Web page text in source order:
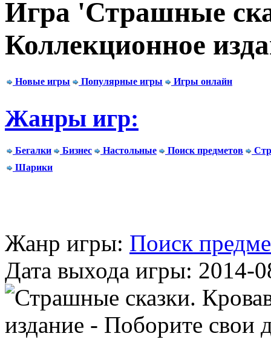
Игра 'Страшные
Коллекционное
Новые игры Популярные игры Игры онлайн
Жанры игр:
Бегалки Бизнес Настольные Поиск предметов
Шарики
Жанр игры: Поиск
Дата выхода игры: 2014-